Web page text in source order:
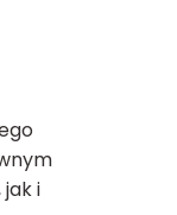
i